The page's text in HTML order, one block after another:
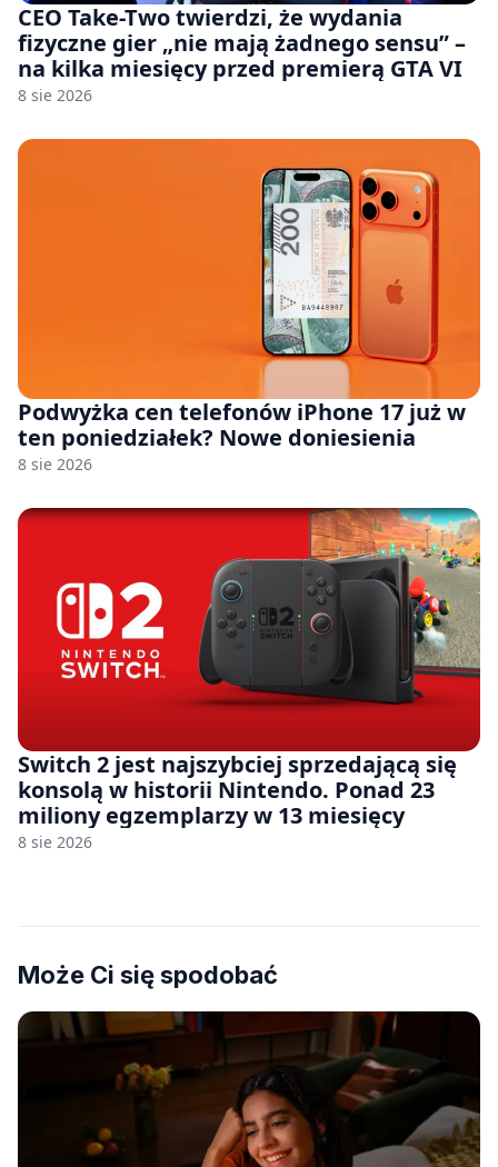
CEO Take-Two twierdzi, że wydania
fizyczne gier „nie mają żadnego sensu” –
na kilka miesięcy przed premierą GTA VI
8 sie 2026
Podwyżka cen telefonów iPhone 17 już w
ten poniedziałek? Nowe doniesienia
8 sie 2026
Switch 2 jest najszybciej sprzedającą się
konsolą w historii Nintendo. Ponad 23
miliony egzemplarzy w 13 miesięcy
8 sie 2026
Może Ci się spodobać